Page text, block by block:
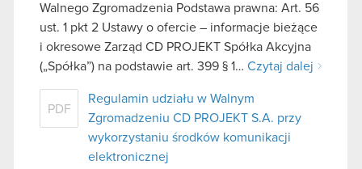
Walnego Zgromadzenia Podstawa prawna: Art. 56
ust. 1 pkt 2 Ustawy o ofercie – informacje bieżące
i okresowe Zarząd CD PROJEKT Spółka Akcyjna
(„Spółka”) na podstawie art. 399 § 1… Czytaj dalej
PDF
Regulamin udziału w Walnym
Zgromadzeniu CD PROJEKT S.A. przy
wykorzystaniu środków komunikacji
elektronicznej